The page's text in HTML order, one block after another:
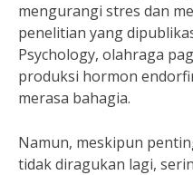
mengurangi stres dan
penelitian yang
Psychology, olahraga
produksi hormon
merasa bahagia.
Namun, meskipun
tidak diragukan lagi,